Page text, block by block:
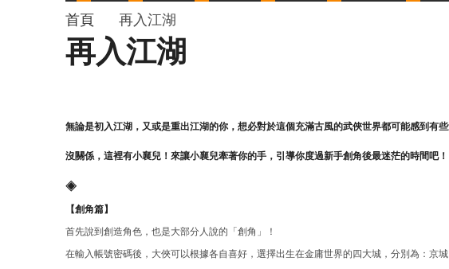
導
覽
導
航
結
首頁 再入江湖
再入江湖
無論是初入江湖，又或是重出江湖的你，想必對於這個充滿古風的武俠世界都可能感到有
沒關係，這裡有小襄兒！來讓小襄兒牽著你的手，引導你度過新手創角後最迷茫的時間吧！
◈
【創角篇】
首先說到創造角色，也是大部分人說的「創角」！
在輸入帳號密碼後，大俠可以根據各自喜好，選擇出生在金庸世界的四大城，分別為：京